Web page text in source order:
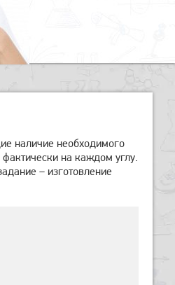
наличие необходимого
на каждом углу.
– изготовление